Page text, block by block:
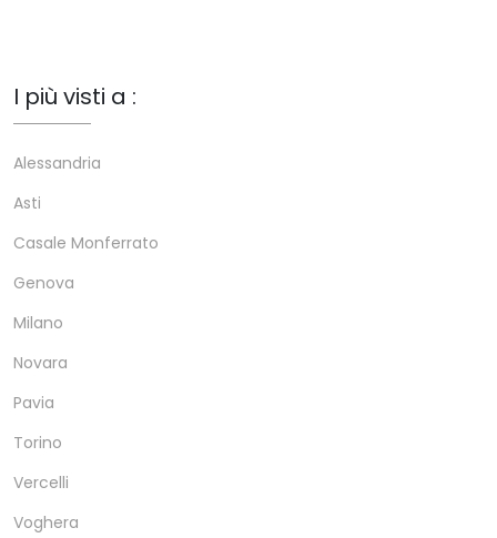
I più visti a :
Alessandria
Asti
Casale Monferrato
Genova
Milano
Novara
Pavia
Torino
Vercelli
Voghera